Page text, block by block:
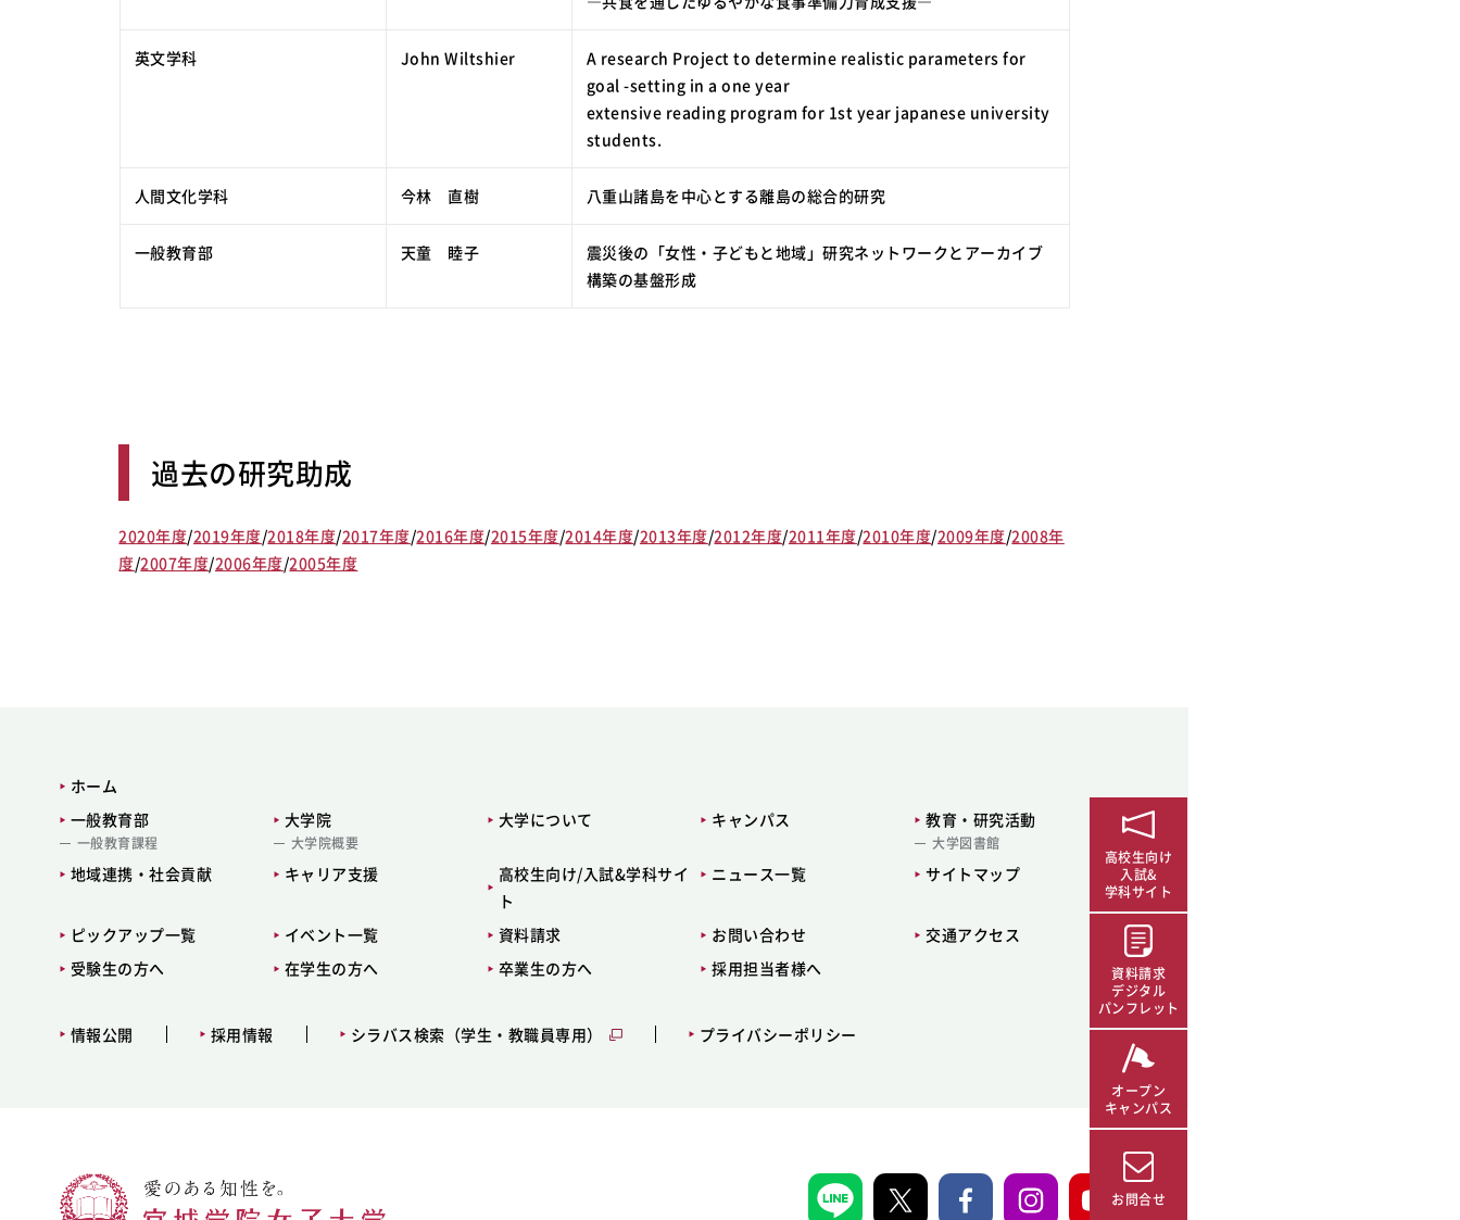
英文学科 John Wiltshier
A research Project to determine realistic parameters for
goal -setting in a one year
extensive reading program for 1st year japanese university
students.
人間文化学科 今林 直樹 八重山諸島を中心とする離島の総合的研究
一般教育部 天童 睦子
震災後の「女性・子どもと地域」研究ネットワークとアーカイブ
構築の基盤形成
過去の研究助成
2020年度/2019年度/2018年度/2017年度/2016年度/2015年度/2014年度/2013年度/2012年度/2011年度/2010年度/2009年度/2008年
度/2007年度/2006年度/2005年度
ホーム
一般教育部
一般教育課程
大学院
大学院概要
大学について キャンパス 教育・研究活動
大学図書館
地域連携・社会貢献 キャリア支援
高校生向け/入試&学科サイ
ト
ニュース一覧 サイトマップ
ピックアップ一覧 イベント一覧 資料請求 お問い合わせ
交通アクセス
受験生の方へ
在学生の方へ 卒業生の方へ 採用担当者様へ
情報公開 採用情報 シラバス検索（学生・教職員専用） プライバシーポリシー
高校生向け
入試&
学科サイト
資料請求
デジタル
パンフレット
オープン
キャンパス
お問合せ